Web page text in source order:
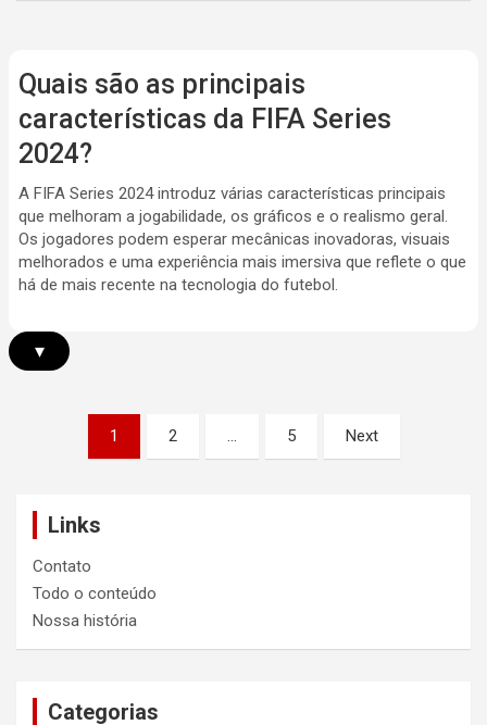
Quais são as principais
características da FIFA Series
2024?
A FIFA Series 2024 introduz várias características principais
que melhoram a jogabilidade, os gráficos e o realismo geral.
Os jogadores podem esperar mecânicas inovadoras, visuais
melhorados e uma experiência mais imersiva que reflete o que
há de mais recente na tecnologia do futebol.
▾
pagination
1 2 … 5 Next
Links
Contato
Todo o conteúdo
Nossa história
Categorias